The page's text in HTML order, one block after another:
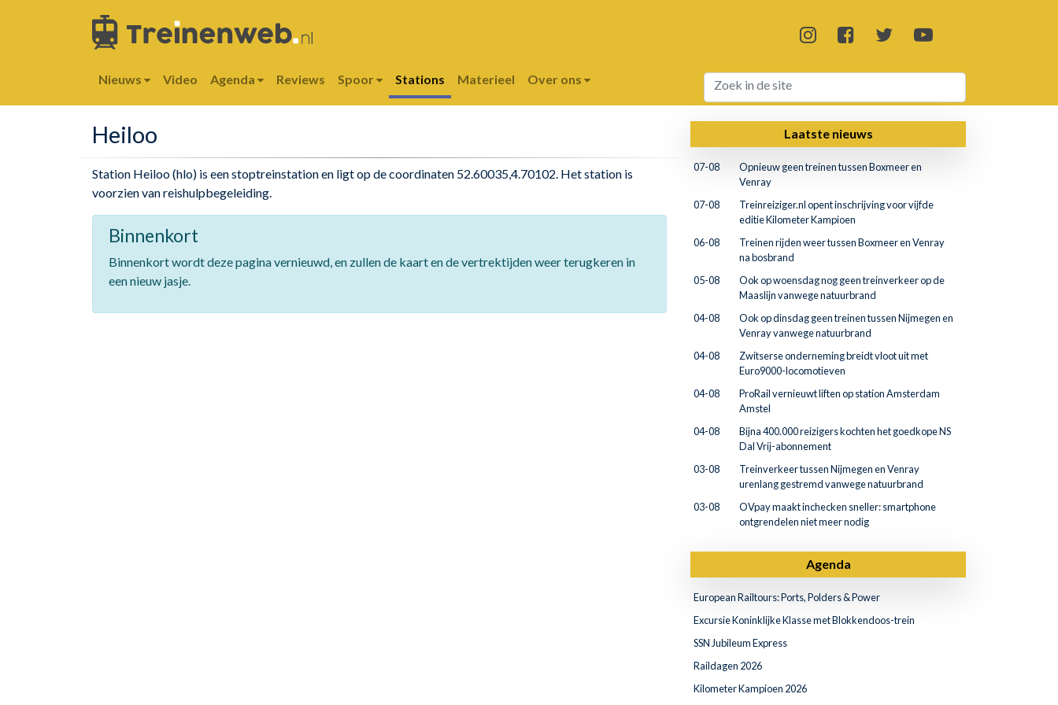
Nieuws Video Agenda Reviews Spoor Stations Materieel Over ons
Heiloo
Station Heiloo (hlo) is een stoptreinstation en ligt op de coordinaten 52.60035,4.70102. Het station is
voorzien van reishulpbegeleiding.
Binnenkort
Binnenkort wordt deze pagina vernieuwd, en zullen de kaart en de vertrektijden weer terugkeren in
een nieuw jasje.
Laatste nieuws
07-08
Opnieuw geen treinen tussen Boxmeer en
Venray
07-08
Treinreiziger.nl opent inschrijving voor vijfde
editie Kilometer Kampioen
06-08
Treinen rijden weer tussen Boxmeer en Venray
na bosbrand
05-08
Ook op woensdag nog geen treinverkeer op de
Maaslijn vanwege natuurbrand
04-08
Ook op dinsdag geen treinen tussen Nijmegen en
Venray vanwege natuurbrand
04-08
Zwitserse onderneming breidt vloot uit met
Euro9000-locomotieven
04-08
ProRail vernieuwt liften op station Amsterdam
Amstel
04-08
Bijna 400.000 reizigers kochten het goedkope NS
Dal Vrij-abonnement
03-08
Treinverkeer tussen Nijmegen en Venray
urenlang gestremd vanwege natuurbrand
03-08
OVpay maakt inchecken sneller: smartphone
ontgrendelen niet meer nodig
Agenda
European Railtours: Ports, Polders & Power
Excursie Koninklijke Klasse met Blokkendoos-trein
SSN Jubileum Express
Raildagen 2026
Kilometer Kampioen 2026